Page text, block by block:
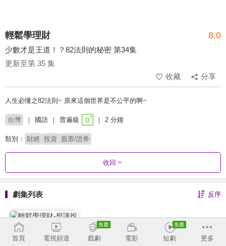
輕鬆學理財 8.0
少數才是王道！？82法則的秘密 第34集
更新至第 35 集
收藏
分享
人生必懂之82法則~ 原來這個世界是不公平的啊~
台灣 國語 普遍級 2 分鐘
類別： 財經 投資 股票/證券
收回
劇集列表 反序
想讓投資超捷徑，72法則告訴你！ 第35集
首頁
電視頻道 戲劇 電影 短劇 更多